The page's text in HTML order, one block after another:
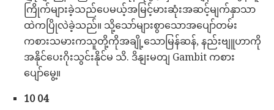
ကြိုက်များခဲ့သည်ပေမယ့်အမြင့်မားဆုံးအဆင့်မျက်နှာသာ
ထဲကပြိုလဲခဲ့သည်။ သို့သော်များစွာသောအပျော်တမ်း
ကစားသမားကသူတို့ကိုအချို့သောမြန်ဆန်, နည်းဗျူဟာကို
အနိုင်ပေးဂိုးသွင်းနိုင်မ သိ. ဒိနျးမတျ Gambit ကစား
ပျော်မွေ့။
10 04